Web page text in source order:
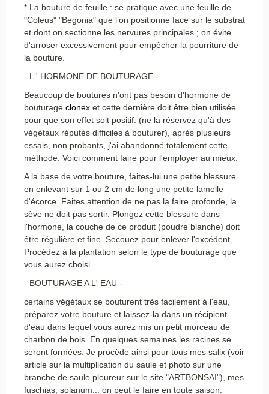
* La bouture de feuille : se pratique avec une feuille de
"Coleus" "Begonia" que l’on positionne face sur le substrat
et dont on sectionne les nervures principales ; on évite
d'arroser excessivement pour empêcher la pourriture de
la bouture.
- L ' HORMONE DE BOUTURAGE -
Beaucoup de boutures n'ont pas besoin d'hormone de
bouturage clonex et cette dernière doit être bien utilisée
pour que son effet soit positif. (ne la réservez qu'à des
végétaux réputés difficiles à bouturer), après plusieurs
essais, non probants, j'ai abandonné totalement cette
méthode. Voici comment faire pour l'employer au mieux.
A la base de votre bouture, faites-lui une petite blessure
en enlevant sur 1 ou 2 cm de long une petite lamelle
d'écorce. Faites attention de ne pas la faire profonde, la
sève ne doit pas sortir. Plongez cette blessure dans
l'hormone, la couche de ce produit (poudre blanche) doit
être régulière et fine. Secouez pour enlever l'excédent.
Procédez à la plantation selon le type de bouturage que
vous aurez choisi.
- BOUTURAGE A L' EAU -
certains végétaux se bouturent très facilement à l'eau,
préparez votre bouture et laissez-la dans un récipient
d'eau dans lequel vous aurez mis un petit morceau de
charbon de bois. En quelques semaines les racines se
seront formées. Je procède ainsi pour tous mes salix (voir
article sur la multiplication du saule et photo sur une
branche de saule pleureur sur le site "ARTBONSAI"), mes
fuschias, solanum... on peut le faire en toute saison.